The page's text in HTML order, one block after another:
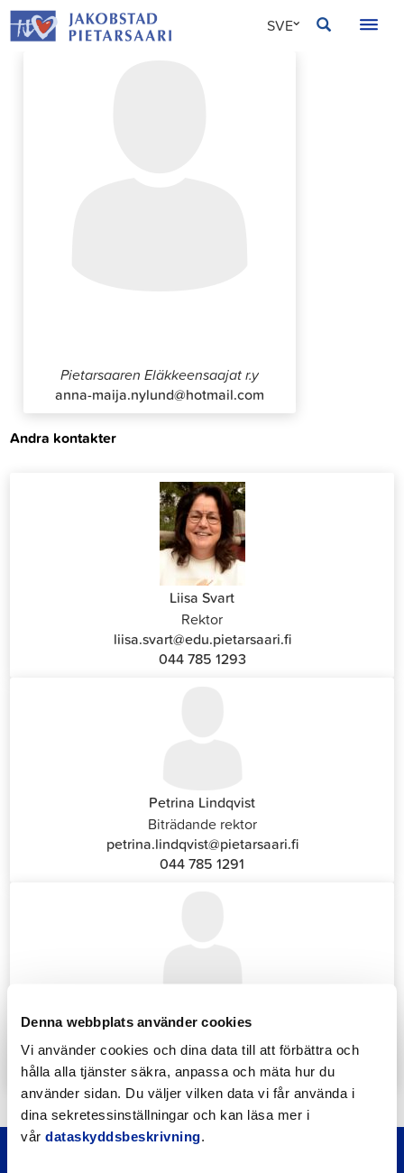
Denna webbplats använder cookies
Vi använder cookies och dina data till att förbättra och
hålla alla tjänster säkra, anpassa och mäta hur du
använder sidan. Du väljer vilken data vi får använda i
dina sekretessinställningar och kan läsa mer i
vår dataskyddsbeskrivning.
Hoppa
till
SVE
Pietarsaaren Eläkkeensaajat r.y
anna-maija.nylund@hotmail.com
Andra kontakter
Liisa Svart
Rektor
liisa.svart@edu.pietarsaari.fi
044 785 1293
Petrina Lindqvist
Biträdande rektor
petrina.lindqvist@pietarsaari.fi
044 785 1291
Kundservice- och växelansvarig (Front Office)
katrin.nylund@jakobstad.fi
044 785 1988